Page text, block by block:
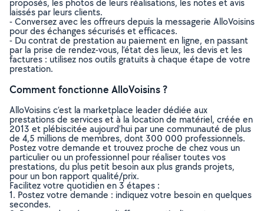
proposés, les photos de leurs réalisations, les notes et avis
laissés par leurs clients.
- Conversez avec les offreurs depuis la messagerie AlloVoisins
pour des échanges sécurisés et efficaces.
- Du contrat de prestation au paiement en ligne, en passant
par la prise de rendez-vous, l’état des lieux, les devis et les
factures : utilisez nos outils gratuits à chaque étape de votre
prestation.
Comment fonctionne AlloVoisins ?
AlloVoisins c’est la marketplace leader dédiée aux
prestations de services et à la location de matériel, créée en
2013 et plébiscitée aujourd’hui par une communauté de plus
de 4,5 millions de membres, dont 300 000 professionnels.
Postez votre demande et trouvez proche de chez vous un
particulier ou un professionnel pour réaliser toutes vos
prestations, du plus petit besoin aux plus grands projets,
pour un bon rapport qualité/prix.
Facilitez votre quotidien en 3 étapes :
1. Postez votre demande : indiquez votre besoin en quelques
secondes.